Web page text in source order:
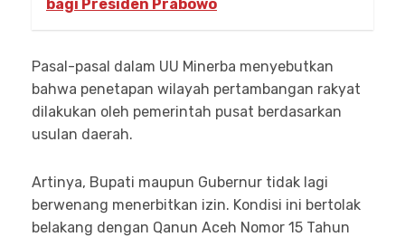
bagi Presiden Prabowo
Pasal-pasal dalam UU Minerba menyebutkan
bahwa penetapan wilayah pertambangan rakyat
dilakukan oleh pemerintah pusat berdasarkan
usulan daerah.
Artinya, Bupati maupun Gubernur tidak lagi
berwenang menerbitkan izin. Kondisi ini bertolak
belakang dengan Qanun Aceh Nomor 15 Tahun